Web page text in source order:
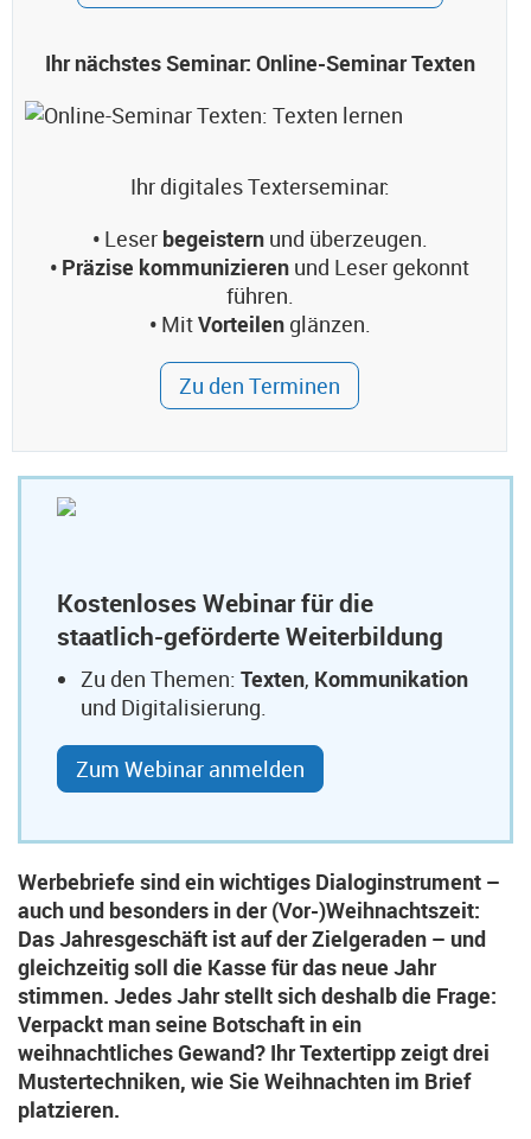
Ihr nächstes Seminar: Online-Seminar Texten
Ihr digitales Texterseminar:
• Leser begeistern und überzeugen.
• Präzise kommunizieren und Leser gekonnt
führen.
• MitVorteilen glänzen.
Zu den Terminen
Kostenloses Webinar für die
staatlich-geförderte Weiterbildung
Zu den Themen: Texten, Kommunikation
und Digitalisierung.
Zum Webinar anmelden
Werbebriefe sind ein wichtiges Dialoginstrument –
auch und besonders in der (Vor-)Weihnachtszeit:
Das Jahresgeschäft ist auf der Zielgeraden – und
gleichzeitig soll die Kasse für das neue Jahr
stimmen. Jedes Jahr stellt sich deshalb die Frage:
Verpackt man seine Botschaft in ein
weihnachtliches Gewand? Ihr Textertipp zeigt drei
Mustertechniken, wie Sie Weihnachten im Brief
platzieren.